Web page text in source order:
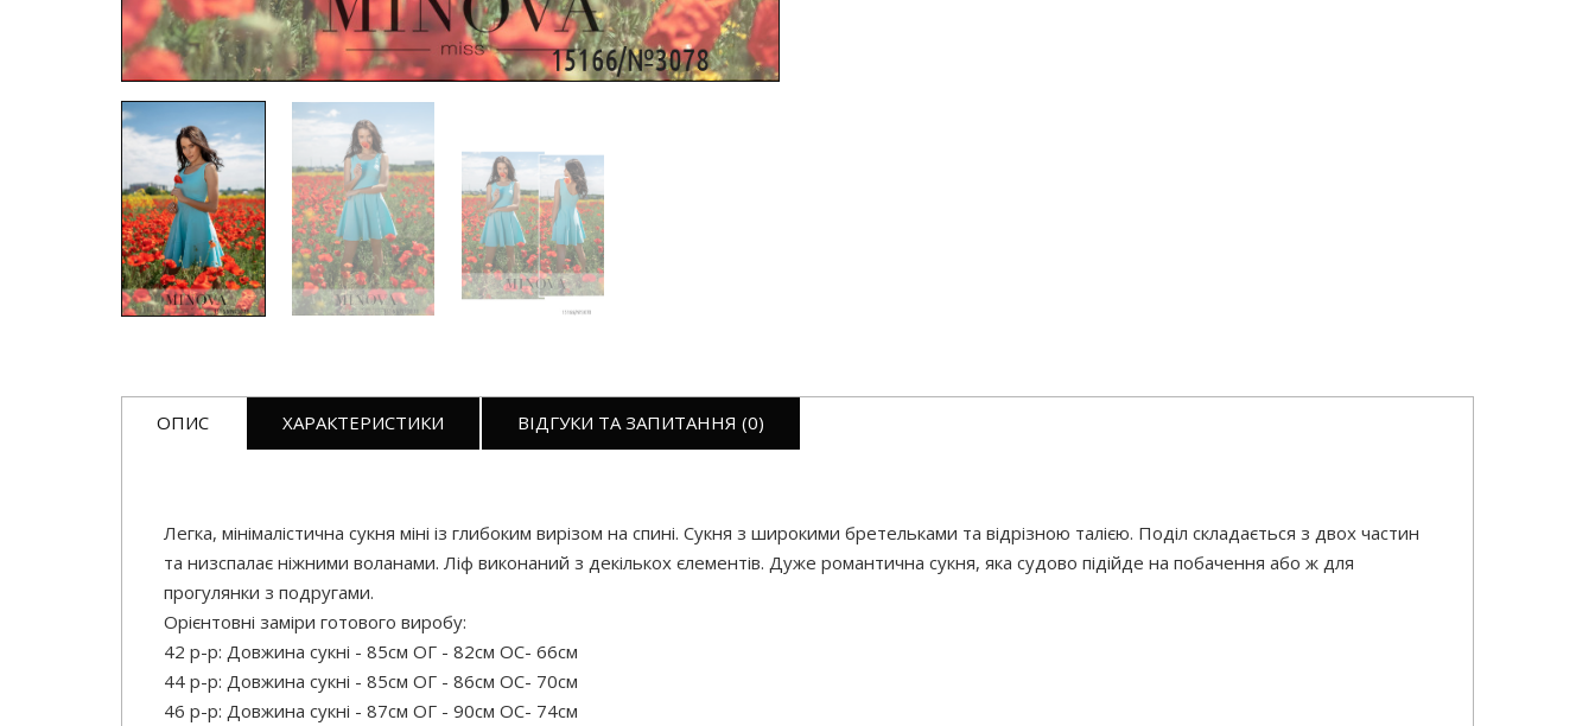
ОПИС ХАРАКТЕРИСТИКИ ВІДГУКИ ТА ЗАПИТАННЯ (0)
Легка, мінімалістична сукня міні із глибоким вирізом на спині. Сукня з широкими бретельками та відрізною талією. Поділ складається з двох частин
та низспалає ніжними воланами. Ліф виконаний з декількох єлементів. Дуже романтична сукня, яка судово підійде на побачення або ж для
прогулянки з подругами.
Орієнтовні заміри готового виробу:
42 р-р: Довжина сукні - 85см ОГ - 82см ОС- 66см
44 р-р: Довжина сукні - 85см ОГ - 86см ОС- 70см
46 р-р: Довжина сукні - 87см ОГ - 90см ОС- 74см